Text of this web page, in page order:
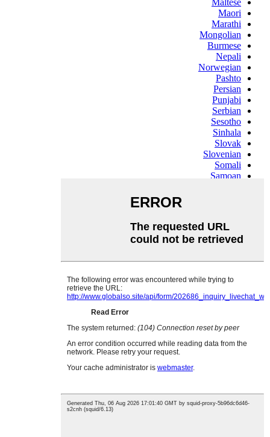
Maltese
Maori
Marathi
Mongolian
Burmese
Nepali
Norwegian
Pashto
Persian
Punjabi
Serbian
Sesotho
Sinhala
Slovak
Slovenian
Somali
Samoan
Swahili
Tajik
Telugu
Ukrainian
Urdu
Welsh
Xhosa
Yiddish
Tatar
Oriya